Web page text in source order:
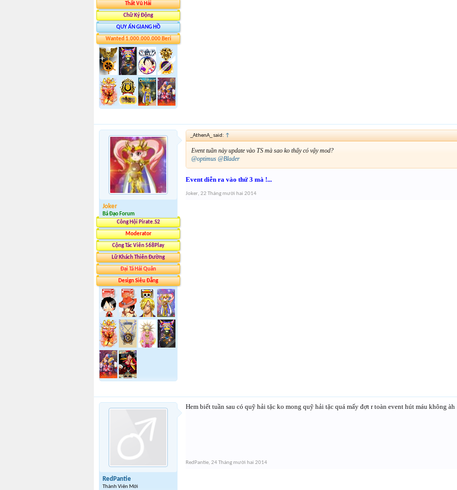
Thất Vũ Hải
Chữ Ký Động
QUY ẨN GIANG HỒ
Wanted 1.000.000.000 Beri
Joker
Bá Đạo Forum
Công Hội Pirate.S2
Moderator
Cộng Tác Viên 568Play
Lữ Khách Thiên Đường
Đại Tá Hải Quân
Design Siêu Đẳng
_AthenA_ said: ↑
Event tuần này update vào TS mà sao ko thấy có vậy mod?
@optimus @Blader
Event diễn ra vào thứ 3 mà !...
Joker, 22 Tháng mười hai 2014
RedPantie
Thành Viên Mới
Hem biết tuần sau có quỹ hải tặc ko mong quỹ hải tặc quá mấy đợt r toàn event hút máu không àh
RedPantie, 24 Tháng mười hai 2014